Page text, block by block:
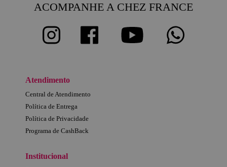
ACOMPANHE A CHEZ FRANCE
Atendimento
Central de Atendimento
Política de Entrega
Política de Privacidade
Programa de CashBack
Institucional